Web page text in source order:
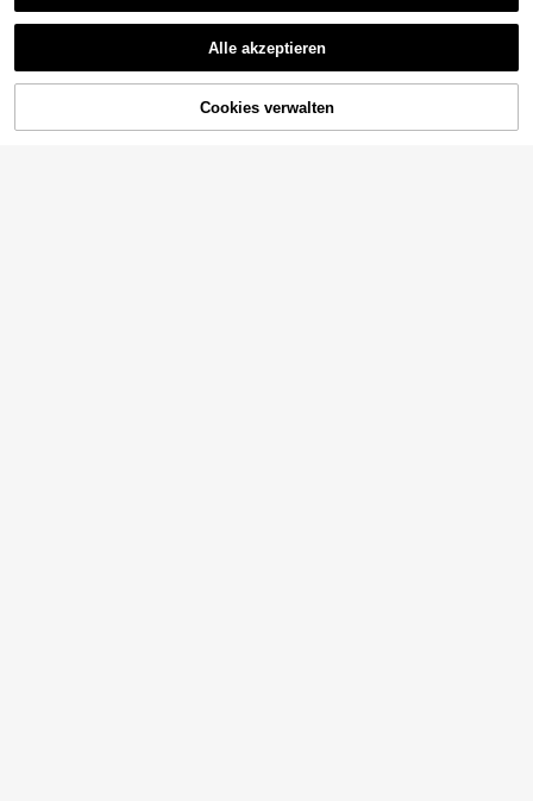
ZUM WARENKORB HINZUFÜGEN
Alle akzeptieren
Cookies verwalten